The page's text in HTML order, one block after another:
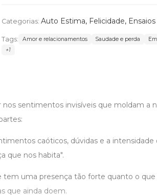
Categorias: Auto Estima, Felicidade, Ensaios
Tags: Amor e relacionamentos Saudade e perda
+1
sentimentos invisíveis que moldam a
caóticos, dúvidas e a intensidade
que nos habita".
tem uma presença tão forte quanto o
que ainda doem.